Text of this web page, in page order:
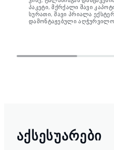
პაკეტი, მქრქალი შავი
სურათი, შავი პრიალა
დამონტაჟებული
ᲐᲥᲡᲔᲡᲣᲐᲠᲔᲑᲘ